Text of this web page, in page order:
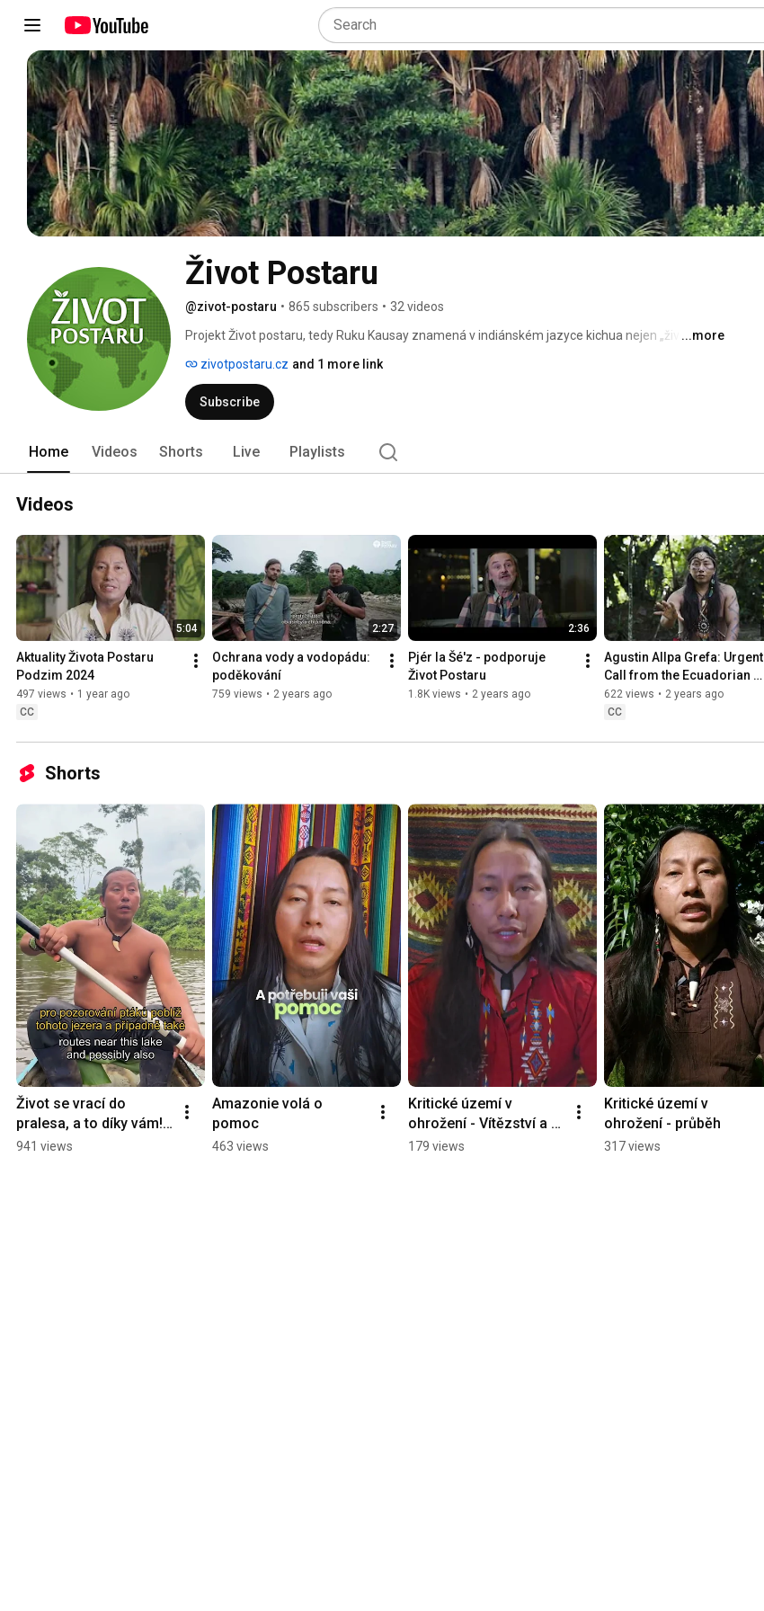
Život Postaru
@zivot-postaru • 865 subscribers • 32 videos
Projekt Život postaru, tedy Ruku Kausay znamená v indiánském jazyce kichua nejen „život
Grefa založil usedlost v srdci amazonského pralesa, kterou spravuje a provozuje velká
indiánská rodina Grefových. Rodina má bohaté zkušenosti s ekoturistikou a věnují se také
šamanskému léčení podle tradic od nepaměti předávaných z generaci na generaci.
...more
zivotpostaru.cz and 1 more link
Subscribe
Home Videos Shorts Live Playlists
Videos
5:04
Aktuality Života Postaru
Podzim 2024
497 views • 1 year ago
CC
2:27
Ochrana vody a vodopádu:
poděkování
759 views • 2 years ago
2:36
Pjér la Šé'z - podporuje
Život Postaru
1.8K views • 2 years ago
Agustin Allpa Grefa: Urgent
Call from the Ecuadorian
Rainforest
622 views • 2 years ago
CC
Shorts
Život se vrací do
pralesa, a to díky vám!
🌿♥️️🦜 #nature #laguna
941 views
Amazonie volá o
pomoc
463 views
Kritické území v
ohrožení - Vítězství a
poděkování
179 views
Kritické území v
ohrožení - průběh
317 views